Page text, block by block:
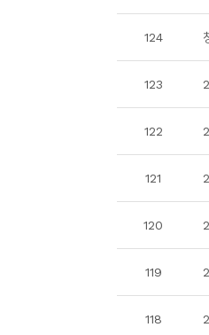
124
123
122
121
120
119
118